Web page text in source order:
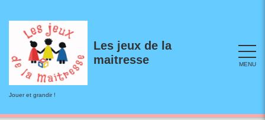
content
Les jeux de la
maitresse
Jouer et grandir !
MENU